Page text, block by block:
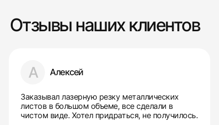
Отзывы наших клиентов
А Алексей
Заказывал лазерную резку металлических
листов в большом объеме, все сделали в
чистом виде. Хотел придраться, не получилось.